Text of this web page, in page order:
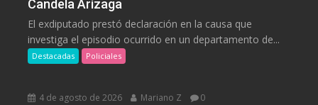
Candela Arizaga
El exdiputado prestó declaración en la causa que
investiga el episodio ocurrido en un departamento de...
Destacadas Policiales
4 de agosto de 2026 Mariano Z 0